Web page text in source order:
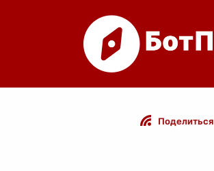
Поделиться